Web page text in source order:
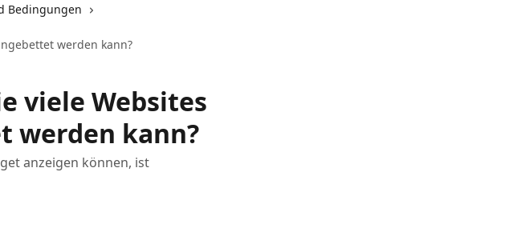
Bedingungen
werden kann?
viele Websites
werden kann?
anzeigen können, ist